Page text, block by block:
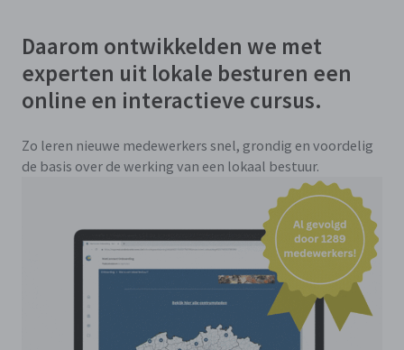
Daarom ontwikkelden we met
experten uit lokale besturen een
online en interactieve cursus.
Zo leren nieuwe medewerkers snel, grondig en voordelig
de basis over de werking van een lokaal bestuur.